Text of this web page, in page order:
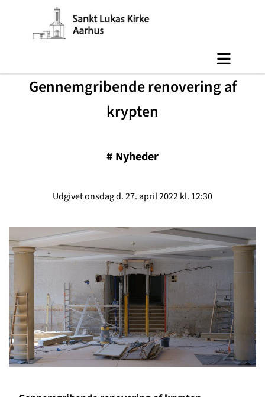
Gennemgribende renovering af
krypten
# Nyheder
Udgivet onsdag d. 27. april 2022 kl. 12:30